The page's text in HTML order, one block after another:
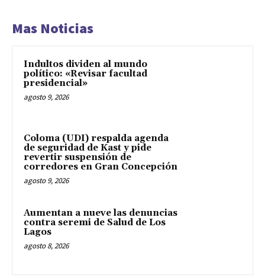
Mas Noticias
Indultos dividen al mundo
político: «Revisar facultad
presidencial»
agosto 9, 2026
Coloma (UDI) respalda agenda
de seguridad de Kast y pide
revertir suspensión de
corredores en Gran Concepción
agosto 9, 2026
Aumentan a nueve las denuncias
contra seremi de Salud de Los
Lagos
agosto 8, 2026